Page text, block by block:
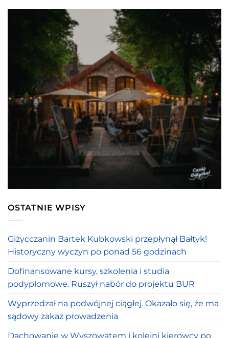
OSTATNIE WPISY
Giżycczanin Bartek Kubkowski przepłynął Bałtyk!
Historyczny wyczyn po ponad 56 godzinach
Dofinansowane kursy, szkolenia i studia
podyplomowe. Ruszył nabór do projektu BUR
Wyprzedzał na podwójnej ciągłej. Okazało się, że ma
sądowy zakaz prowadzenia
Dachowanie w Wyszowatem i kolejni kierowcy po